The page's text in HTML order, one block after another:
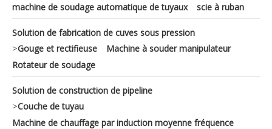
machine de soudage automatique de tuyaux
scie à ruban
Solution de fabrication de cuves sous pression
>Gouge et rectifieuse
Machine à souder manipulateur
Rotateur de soudage
Solution de construction de pipeline
>Couche de tuyau
Machine de chauffage par induction moyenne fréquence